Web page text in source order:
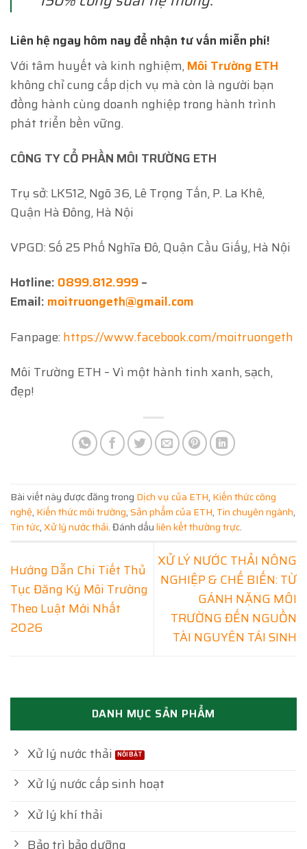
Liên hệ ngay hôm nay để nhận tư vấn miễn phí!
Với tâm huyết và kinh nghiệm, Môi Trường ETH
không chỉ cung cấp dịch vụ mà còn là người bạn
đồng hành cùng doanh nghiệp trong hành trình
phát triển bền vững.
CÔNG TY CỔ PHẦN MÔI TRƯỜNG ETH
Trụ sở: LK512, Ngõ 36, Lê Trọng Tấn, P. La Khê,
Quận Hà Đông, Hà Nội
VPGD: Số 25 Phố Nghĩa Đô, Quận Cầu Giấy, Hà Nội
Hotline: 0899.812.999–
Email: moitruongeth@gmail.com
Fanpage: https://www.facebook.com/moitruongeth
Môi Trường ETH – Vì một hành tinh xanh, sạch,
đẹp!
Bài viết này được đăng trong Dịch vụ của ETH, Kiến thức công
nghệ, Kiến thức môi trường,Sản phẩm của ETH, Tin chuyên ngành,
Tin tức,Xử lý nước thải. Đánh dấuliên kết thường trực.
Hướng Dẫn Chi Tiết Thủ
Tục Đăng Ký Môi Trường
Theo Luật Mới Nhất
2026
XỬ LÝ NƯỚC THẢI NÔNG
NGHIỆP & CHẾ BIẾN: TỪ
GÁNH NẶNG MÔI
TRƯỜNG ĐẾN NGUỒN
TÀI NGUYÊN TÁI SINH
DANH MỤC SẢN PHẨM
Xử lý nước thải
Xử lý nước cấp sinh hoạt
Xử lý khí thải
Bảo trì bảo dưỡng